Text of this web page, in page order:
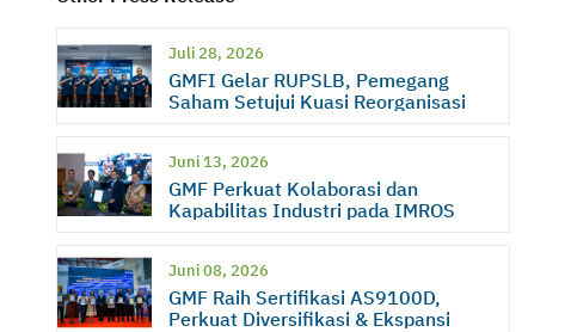
Juli 28, 2026
GMFI Gelar RUPSLB, Pemegang
Saham Setujui Kuasi Reorganisasi
Juni 13, 2026
GMF Perkuat Kolaborasi dan
Kapabilitas Industri pada IMROS
Juni 08, 2026
GMF Raih Sertifikasi AS9100D,
Perkuat Diversifikasi & Ekspansi